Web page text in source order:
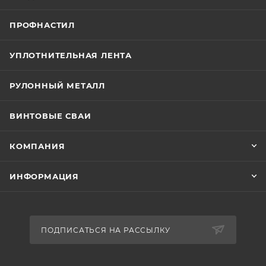
ПРОФНАСТИЛ
УПЛОТНИТЕЛЬНАЯ ЛЕНТА
РУЛОННЫЙ МЕТАЛЛ
ВИНТОВЫЕ СВАИ
КОМПАНИЯ
ИНФОРМАЦИЯ
ПОДПИСАТЬСЯ НА РАССЫЛКУ